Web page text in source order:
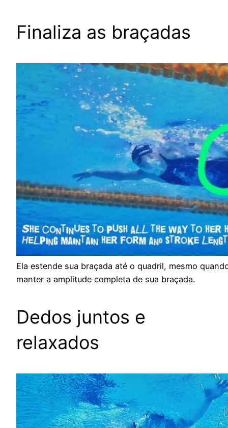
Finaliza as braçadas
Ela estende sua braçada até o quadril, mesmo
manter a amplitude completa de sua braçada.
Dedos juntos e
relaxados